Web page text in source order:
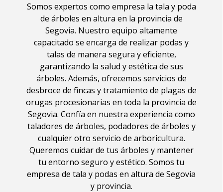
Somos expertos como empresa la tala y poda
de árboles en altura en la provincia de
Segovia. Nuestro equipo altamente
capacitado se encarga de realizar podas y
talas de manera segura y eficiente,
garantizando la salud y estética de sus
árboles. Además, ofrecemos servicios de
desbroce de fincas y tratamiento de plagas de
orugas procesionarias en toda la provincia de
Segovia. Confía en nuestra experiencia como
taladores de árboles, podadores de árboles y
cualquier otro servicio de arboricultura.
Queremos cuidar de tus árboles y mantener
tu entorno seguro y estético. Somos tu
empresa de tala y podas en altura de Segovia
y provincia.